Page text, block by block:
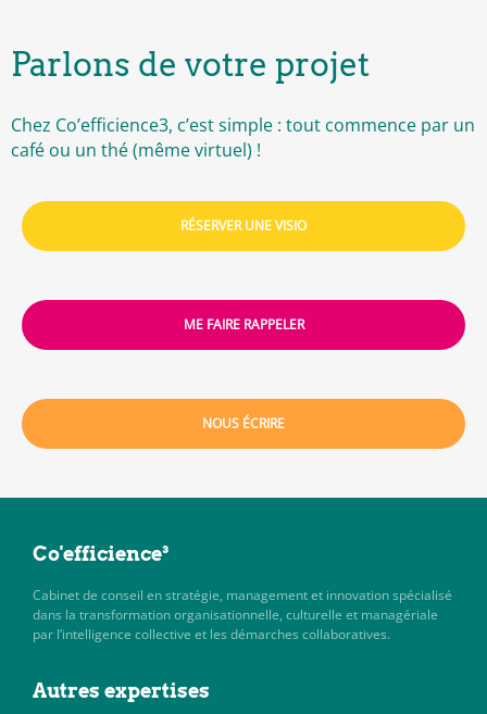
Parlons de votre projet
Chez Co’efficience3, c’est simple : tout commence par un
café ou un thé (même virtuel) !
RÉSERVER UNE VISIO
ME FAIRE RAPPELER
NOUS ÉCRIRE
Co'efficience³
Cabinet de conseil en stratégie, management et innovation spécialisé
dans la transformation organisationnelle, culturelle et managériale
par l’intelligence collective et les démarches collaboratives.
Autres expertises